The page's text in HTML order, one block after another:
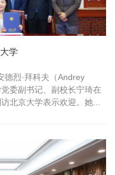
学
德烈·拜科夫（Andrey
委副书记、副校长宁琦在
北京大学表示欢迎。她...